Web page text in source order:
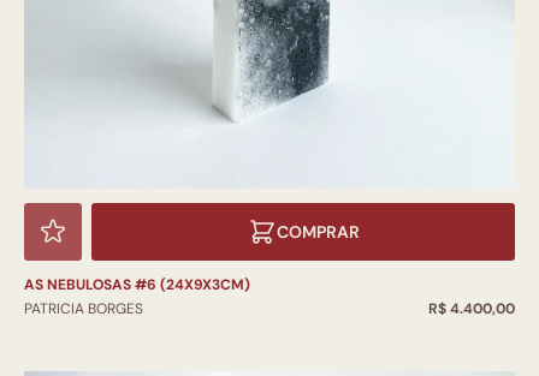
COMPRAR
AS NEBULOSAS #6 (24X9X3CM)
PATRICIA BORGES
R$ 4.400,00